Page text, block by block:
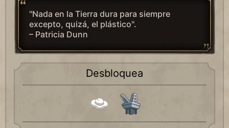
"Nada en la Tierra dura para siempre
excepto, quizá, el plástico".
– Patricia Dunn
Desbloquea